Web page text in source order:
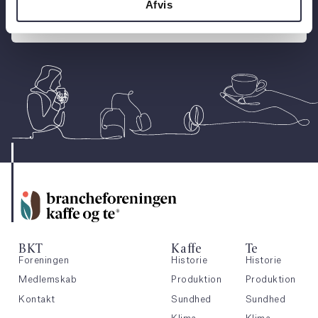
Afvis
BKT
Foreningen
Medlemskab
Kontakt
Kaffe
Historie
Produktion
Sundhed
Te
Historie
Produktion
Sundhed